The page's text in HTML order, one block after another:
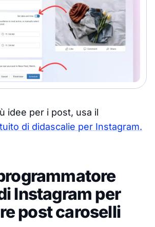
idee per i post, usa il
di didascalie per Instagram.
Instagram per
post caroselli